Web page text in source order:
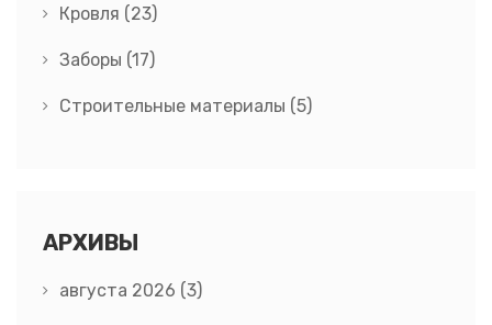
Кровля (23)
Заборы (17)
Строительные материалы (5)
АРХИВЫ
августа 2026 (3)